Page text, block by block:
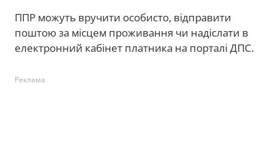
ППР можуть вручити особисто, відправити
поштою за місцем проживання чи надіслати в
електронний кабінет платника на порталі ДПС.
Реклама